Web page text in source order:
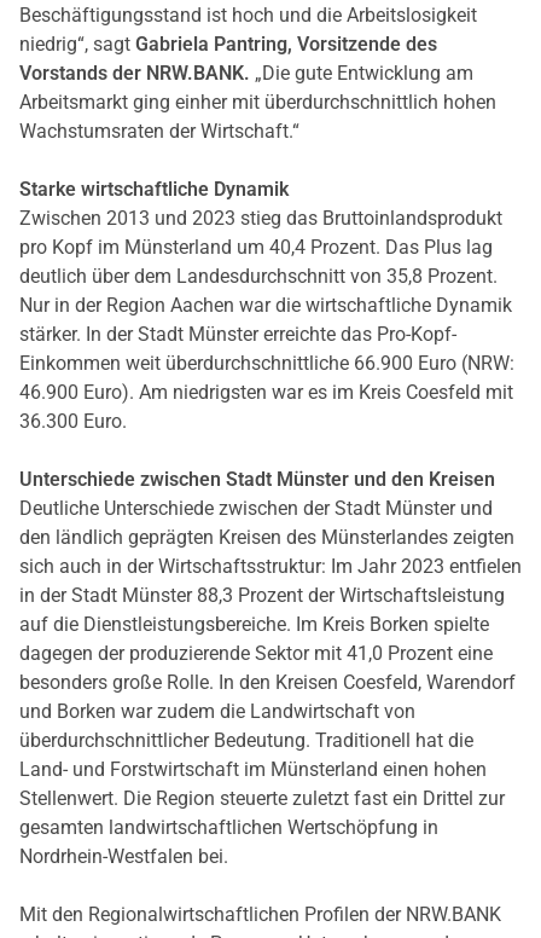
Beschäftigungsstand ist hoch und die Arbeitslosigkeit
niedrig“, sagt Gabriela Pantring, Vorsitzende des
Vorstands der NRW.BANK. „Die gute Entwicklung am
Arbeitsmarkt ging einher mit überdurchschnittlich hohen
Wachstumsraten der Wirtschaft.“
Starke wirtschaftliche Dynamik
Zwischen 2013 und 2023 stieg das Bruttoinlandsprodukt
pro Kopf im Münsterland um 40,4 Prozent. Das Plus lag
deutlich über dem Landesdurchschnitt von 35,8 Prozent.
Nur in der Region Aachen war die wirtschaftliche Dynamik
stärker. In der Stadt Münster erreichte das Pro-Kopf-
Einkommen weit überdurchschnittliche 66.900 Euro (NRW:
46.900 Euro). Am niedrigsten war es im Kreis Coesfeld mit
36.300 Euro.
Unterschiede zwischen Stadt Münster und den Kreisen
Deutliche Unterschiede zwischen der Stadt Münster und
den ländlich geprägten Kreisen des Münsterlandes zeigten
sich auch in der Wirtschaftsstruktur: Im Jahr 2023 entfielen
in der Stadt Münster 88,3 Prozent der Wirtschaftsleistung
auf die Dienstleistungsbereiche. Im Kreis Borken spielte
dagegen der produzierende Sektor mit 41,0 Prozent eine
besonders große Rolle. In den Kreisen Coesfeld, Warendorf
und Borken war zudem die Landwirtschaft von
überdurchschnittlicher Bedeutung. Traditionell hat die
Land- und Forstwirtschaft im Münsterland einen hohen
Stellenwert. Die Region steuerte zuletzt fast ein Drittel zur
gesamten landwirtschaftlichen Wertschöpfung in
Nordrhein-Westfalen bei.
Mit den Regionalwirtschaftlichen Profilen der NRW.BANK